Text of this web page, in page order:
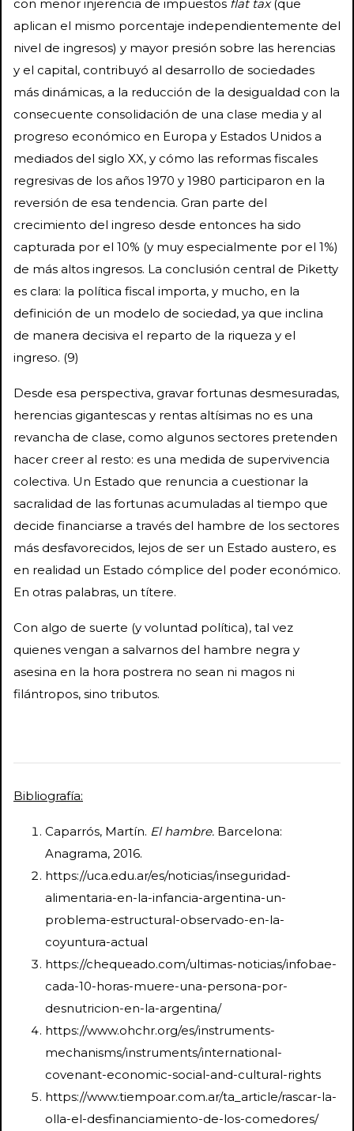
con menor injerencia de impuestos flat tax(que
aplican el mismo porcentaje independientemente del
nivel de ingresos) y mayor presión sobre las herencias
y el capital, contribuyó al desarrollo de sociedades
más dinámicas, a la reducción de la desigualdad con la
consecuente consolidación de una clase media y al
progreso económico en Europa y Estados Unidos a
mediados del siglo XX, y cómo las reformas fiscales
regresivas de los años 1970 y 1980 participaron en la
reversión de esa tendencia. Gran parte del
crecimiento del ingreso desde entonces ha sido
capturada por el 10% (y muy especialmente por el 1%)
de más altos ingresos. La conclusión central de Piketty
es clara: la política fiscal importa, y mucho, en la
definición de un modelo de sociedad, ya que inclina
de manera decisiva el reparto de la riqueza y el
ingreso. (9)
Desde esa perspectiva, gravar fortunas desmesuradas,
herencias gigantescas y rentas altísimas no es una
revancha de clase, como algunos sectores pretenden
hacer creer al resto: es una medida de supervivencia
colectiva. Un Estado que renuncia a cuestionar la
sacralidad de las fortunas acumuladas al tiempo que
decide financiarse a través del hambre de los sectores
más desfavorecidos, lejos de ser un Estado austero, es
en realidad un Estado cómplice del poder económico.
En otras palabras, un títere.
Con algo de suerte (y voluntad política), tal vez
quienes vengan a salvarnos del hambre negra y
asesina en la hora postrera no sean ni magos ni
filántropos, sino tributos.
Bibliografía:
Caparrós, Martín. El hambre. Barcelona:
Anagrama, 2016.
https://uca.edu.ar/es/noticias/inseguridad-
alimentaria-en-la-infancia-argentina-un-
problema-estructural-observado-en-la-
coyuntura-actual
https://chequeado.com/ultimas-noticias/infobae-
cada-10-horas-muere-una-persona-por-
desnutricion-en-la-argentina/
https://www.ohchr.org/es/instruments-
mechanisms/instruments/international-
covenant-economic-social-and-cultural-rights
https://www.tiempoar.com.ar/ta_article/rascar-la-
olla-el-desfinanciamiento-de-los-comedores/